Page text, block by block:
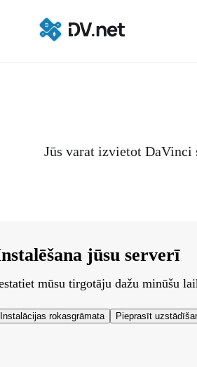
Jūs varat izvietot
jūsu serverī
mūsu tirgotāju dažu minūšu
Instalācijas rokasgrāmata Pieprasīt